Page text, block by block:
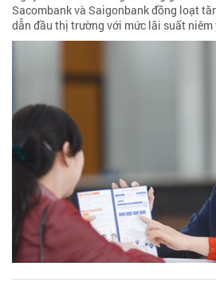
Sacombank và Saigonbank đồng loạt
dẫn đầu thị trường với mức lãi suất